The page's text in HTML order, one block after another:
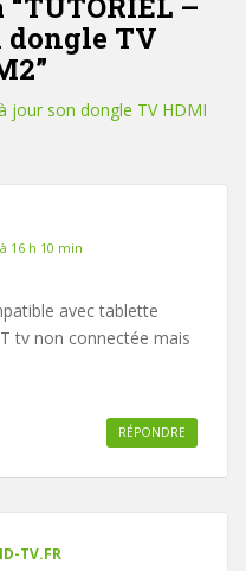
dongle TV
”
jour son dongle TV HDMI
16 h 10 min
avec tablette
tv non connectée mais
RÉPONDRE
TV.FR